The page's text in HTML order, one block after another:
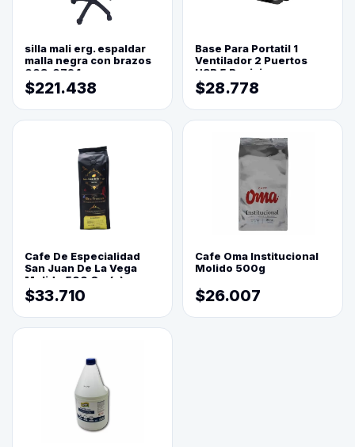
silla mali erg. espaldar
malla negra con brazos
003-0794
$221.438
Base Para Portatil 1
Ventilador 2 Puertos
USB 5 Posiciones
$28.778
Cafe De Especialidad
San Juan De La Vega
Molido 500 Grs(=)
$33.710
Cafe Oma Institucional
Molido 500g
$26.007